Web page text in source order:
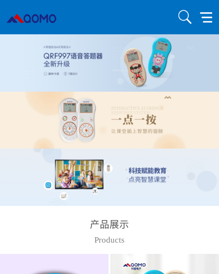
产品展示
Products